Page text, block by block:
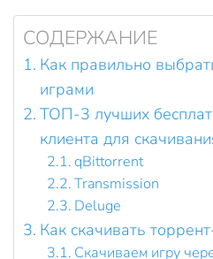
СОДЕРЖАНИЕ
Как правильно
играми
ТОП-3 лучших
клиента для
qBittorrent
Transmission
Deluge
Как скачивать
Скачиваем игру